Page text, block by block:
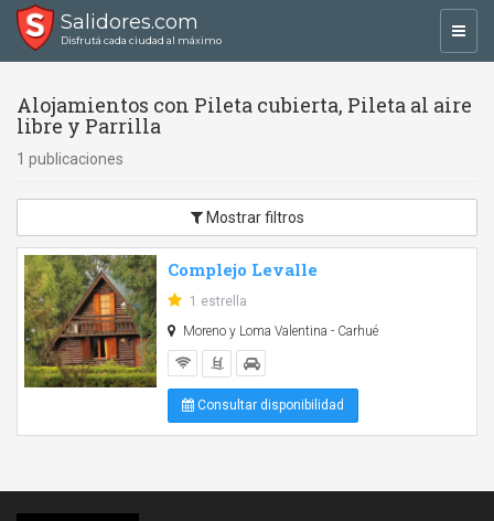
Salidores.com
Disfrutá cada ciudad al máximo
Alojamientos con Pileta cubierta, Pileta al aire
libre y Parrilla
1 publicaciones
Mostrar filtros
Complejo Levalle
1 estrella
Moreno y Loma Valentina - Carhué
Consultar disponibilidad